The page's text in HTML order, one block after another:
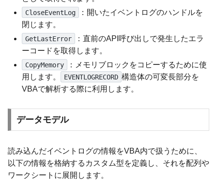
CloseEventLog
：開いたイベントログのハンドルを
閉じます。
GetLastError
：直前のAPI呼び出しで発生したエラ
ーコードを取得します。
CopyMemory
：メモリブロックをコピーするために使
用します。
EVENTLOGRECORD 構造体の可変長部分を
VBAで解析する際に利用します。
データモデル
読み込んだイベントログの情報をVBA内で扱うために、
以下の情報を格納するカスタム型を定義し、それを配列や
ワークシートに展開します。